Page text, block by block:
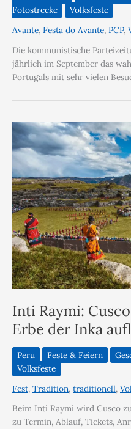
Fotostrecke
Volksfeste
Avante, Festa do Avante, PCP,
Die kommunistische
jährlich im September das
Portugals mit sehr vielen
Inti Raymi:
Erbe der Inka
Peru Feste & Feiern
Volksfeste
Fest, Tradition, traditionell,
Beim Inti Raymi wird Cusco
zu Termin, Ablauf, Tickets,